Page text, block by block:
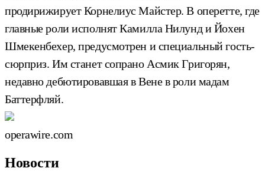
продирижирует Корнелиус Майстер. В оперетте, где
главные роли исполнят Камилла Нилунд и Йохен
Шмекенбехер, предусмотрен и специальный гость-
сюрприз. Им станет сопрано Асмик Григорян,
недавно дебютировавшая в Вене в роли мадам
Баттерфляй.
operawire.com
Новости